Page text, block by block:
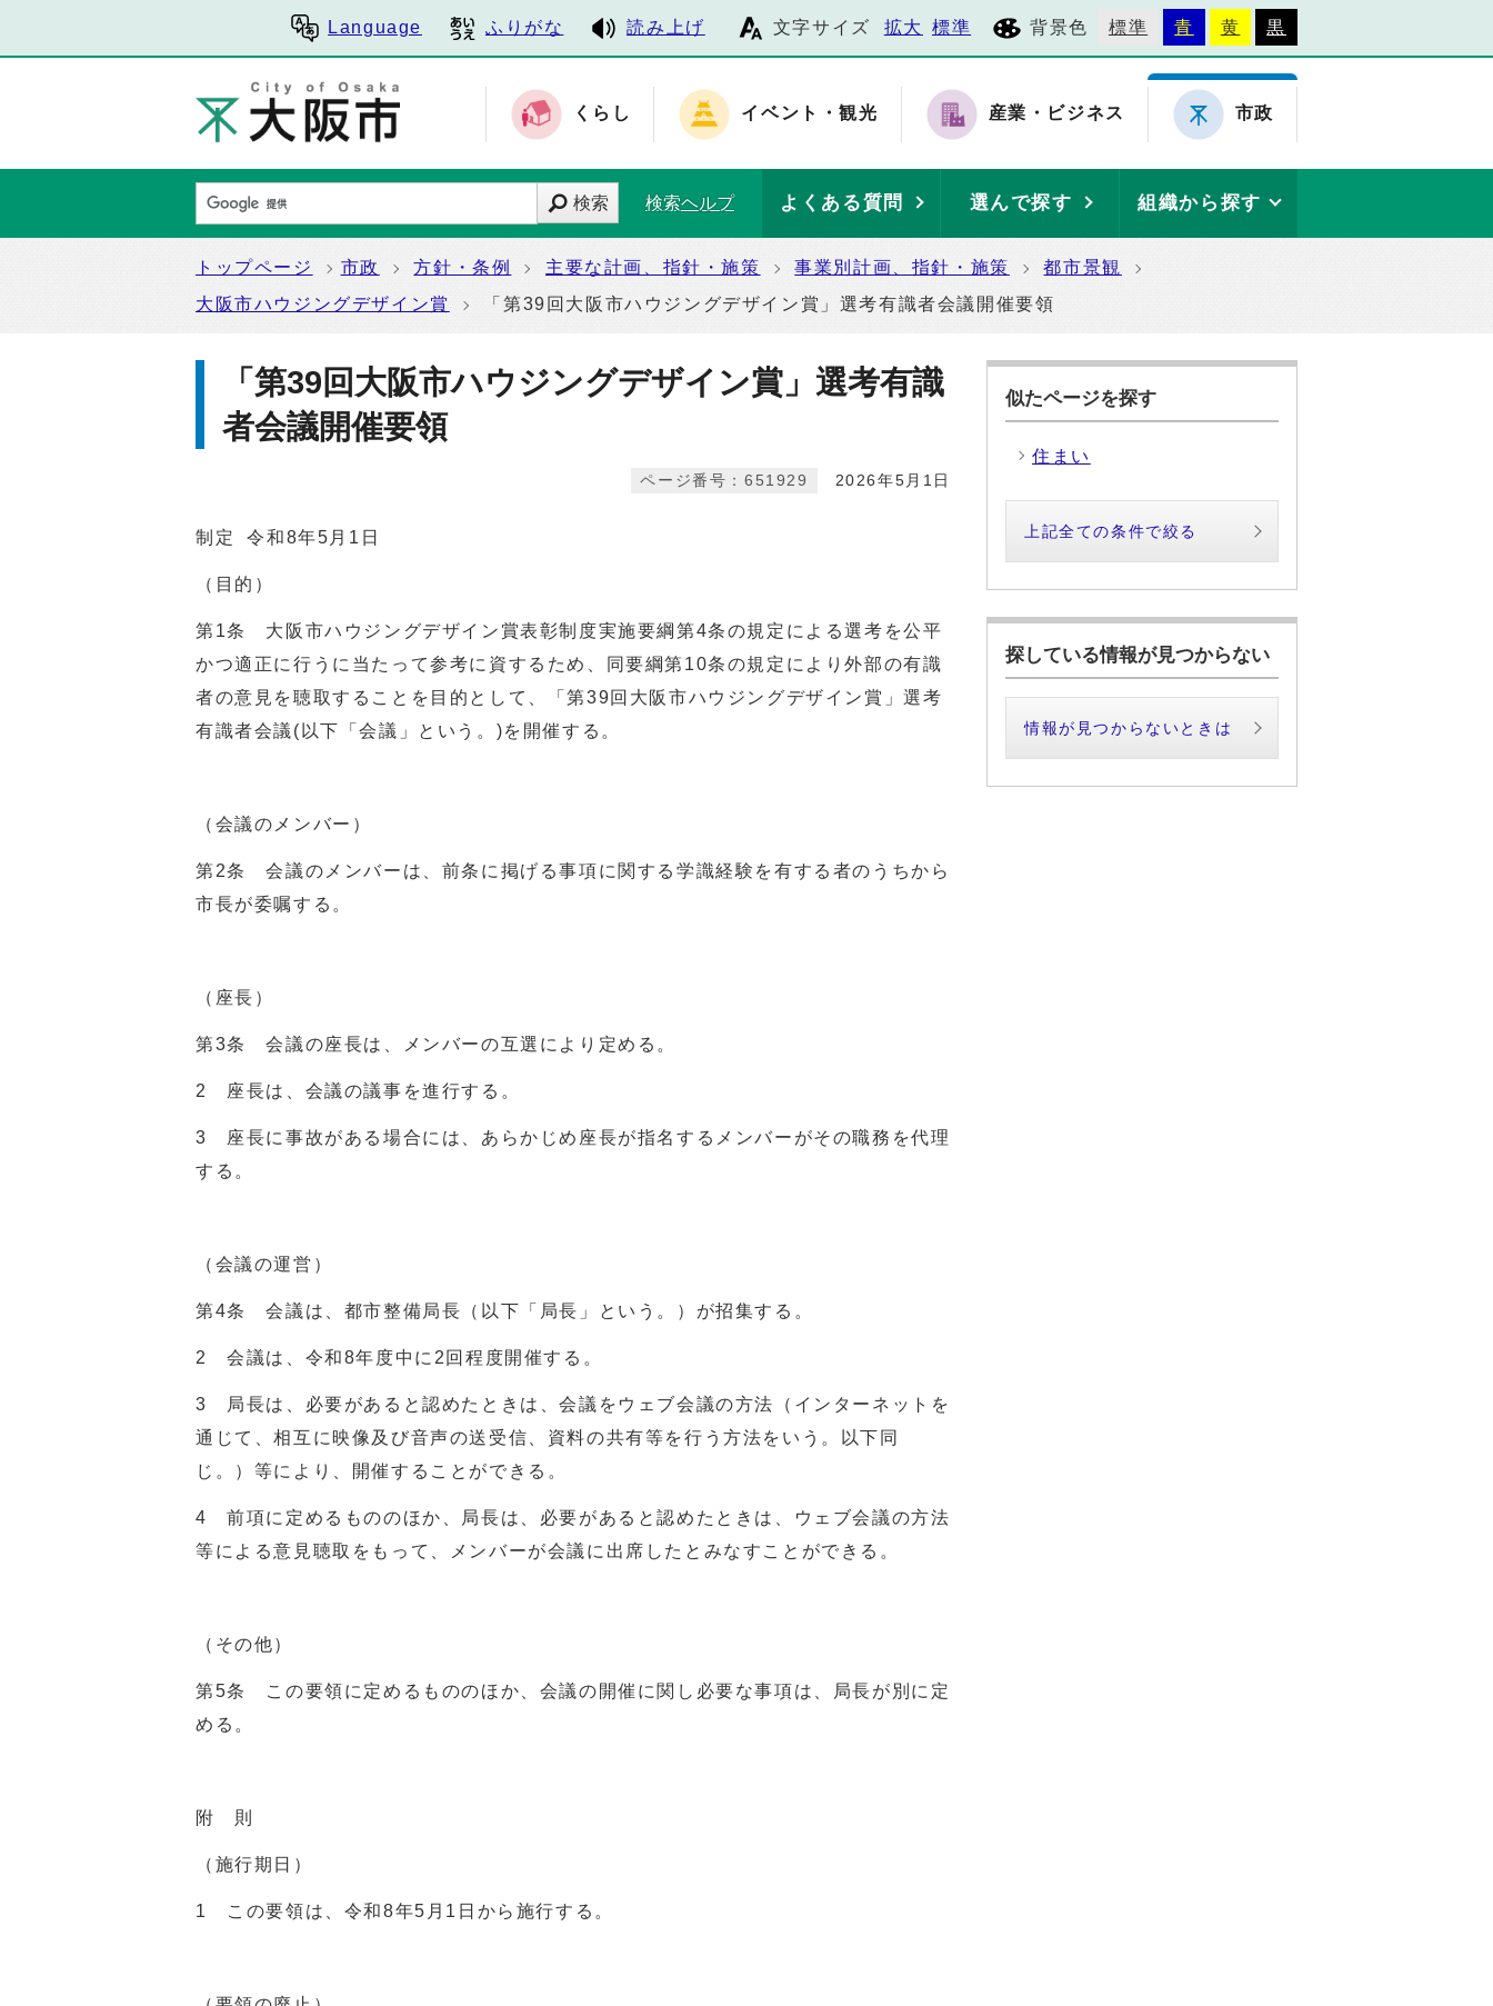
Language ふりがな 読み上げ 文字サイズ 拡大 標準 背景色 標準 青 黄 黒
くらし イベント・観光 産業・ビジネス 市政
検索 検索ヘルプ よくある質問 選んで探す 組織から探す
トップページ 市政 方針・条例 主要な計画、指針・施策 事業別計画、指針・施策
都市景観
大阪市ハウジングデザイン賞
「第39回大阪市ハウジングデザイン賞」選考有識者会議開催要領
「第39回大阪市ハウジングデザイン賞」選考有識
者会議開催要領
2026年5月1日
ページ番号：651929
制定 令和8年5月1日
（目的）
第1条 大阪市ハウジングデザイン賞表彰制度実施要綱第4条の規定による選考を公平
かつ適正に行うに当たって参考に資するため、同要綱第10条の規定により外部の有識
者の意見を聴取することを目的として、「第39回大阪市ハウジングデザイン賞」選考
有識者会議(以下「会議」という。)を開催する。
（会議のメンバー）
第2条 会議のメンバーは、前条に掲げる事項に関する学識経験を有する者のうちから
市長が委嘱する。
（座長）
第3条 会議の座長は、メンバーの互選により定める。
2 座長は、会議の議事を進行する。
3 座長に事故がある場合には、あらかじめ座長が指名するメンバーがその職務を代理
する。
（会議の運営）
第4条 会議は、都市整備局長（以下「局長」という。）が招集する。
2 会議は、令和8年度中に2回程度開催する。
3 局長は、必要があると認めたときは、会議をウェブ会議の方法（インターネットを
通じて、相互に映像及び音声の送受信、資料の共有等を行う方法をいう。以下同
じ。）等により、開催することができる。
4 前項に定めるもののほか、局長は、必要があると認めたときは、ウェブ会議の方法
等による意見聴取をもって、メンバーが会議に出席したとみなすことができる。
（その他）
第5条 この要領に定めるもののほか、会議の開催に関し必要な事項は、局長が別に定
める。
附 則
（施行期日）
1 この要領は、令和8年5月1日から施行する。
似たページを探す
住まい
上記全ての条件で絞る
探している情報が見つからない
情報が見つからないときは